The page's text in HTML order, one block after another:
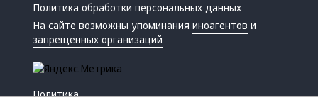
Политика обработки персональных данных
На сайте возможны упоминанияиноагентов и
запрещенных организаций
Политика